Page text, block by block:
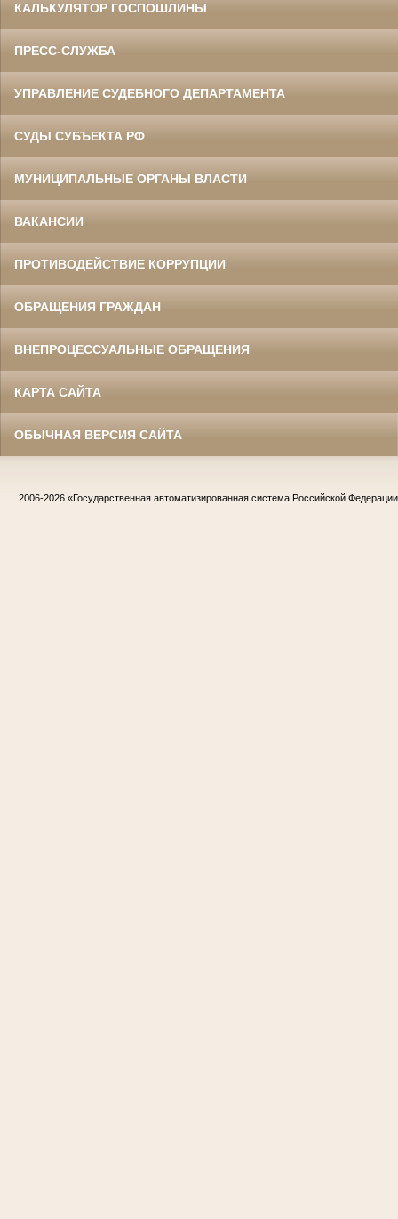
КАЛЬКУЛЯТОР ГОСПОШЛИНЫ
ПРЕСС-СЛУЖБА
УПРАВЛЕНИЕ СУДЕБНОГО ДЕПАРТАМЕНТА
СУДЫ СУБЪЕКТА РФ
МУНИЦИПАЛЬНЫЕ ОРГАНЫ ВЛАСТИ
ВАКАНСИИ
ПРОТИВОДЕЙСТВИЕ КОРРУПЦИИ
ОБРАЩЕНИЯ ГРАЖДАН
ВНЕПРОЦЕССУАЛЬНЫЕ ОБРАЩЕНИЯ
КАРТА САЙТА
ОБЫЧНАЯ ВЕРСИЯ САЙТА
2006-2026 «Государственная автоматизированная система Российской